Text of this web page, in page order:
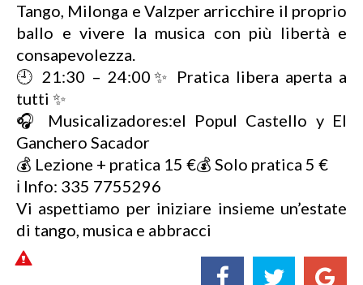
Tango, Milonga e Valzper arricchire il proprio
ballo e vivere la musica con più libertà e
consapevolezza.
🕘 21:30 – 24:00✨ Pratica libera aperta a
tutti ✨
🎧 Musicalizadores:el Popul Castello y El
Ganchero Sacador
💰 Lezione + pratica 15 €💰 Solo pratica 5 €
ℹ️ Info: 335 7755296
Vi aspettiamo per iniziare insieme un’estate
di tango, musica e abbracci